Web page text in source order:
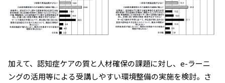
加えて、認知症ケアの質と人材確保の課題に対し、e-ラーニ
ングの活用等による受講しやすい環境整備の実施を検討。さ